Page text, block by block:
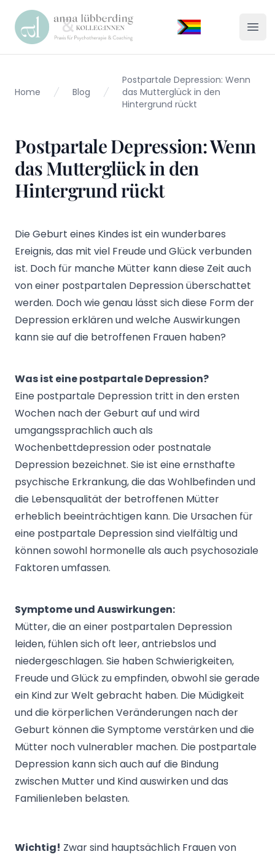
Praxis Lübberding
Home Blog
Postpartale Depression: Wenn
das Mutterglück in den
Hintergrund rückt
Postpartale Depression: Wenn
das Mutterglück in den
Hintergrund rückt
Die Geburt eines Kindes ist ein wunderbares
Ereignis, das mit viel Freude und Glück verbunden
ist. Doch für manche Mütter kann diese Zeit auch
von einer postpartalen Depression überschattet
werden. Doch wie genau lässt sich diese Form der
Depression erklären und welche Auswirkungen
kann sie auf die betroffenen Frauen haben?
Was ist eine postpartale Depression?
Eine postpartale Depression tritt in den ersten
Wochen nach der Geburt auf und wird
umgangssprachlich auch als
Wochenbettdepression oder postnatale
Depression bezeichnet. Sie ist eine ernsthafte
psychische Erkrankung, die das Wohlbefinden und
die Lebensqualität der betroffenen Mütter
erheblich beeinträchtigen kann. Die Ursachen für
eine postpartale Depression sind vielfältig und
können sowohl hormonelle als auch psychosoziale
Faktoren umfassen.
Symptome und Auswirkungen:
Mütter, die an einer postpartalen Depression
leiden, fühlen sich oft leer, antriebslos und
niedergeschlagen. Sie haben Schwierigkeiten,
Freude und Glück zu empfinden, obwohl sie gerade
ein Kind zur Welt gebracht haben. Die Müdigkeit
und die körperlichen Veränderungen nach der
Geburt können die Symptome verstärken und die
Mütter noch vulnerabler machen. Die postpartale
Depression kann sich auch auf die Bindung
zwischen Mutter und Kind auswirken und das
Familienleben belasten.
Wichtig! Zwar sind hauptsächlich Frauen von